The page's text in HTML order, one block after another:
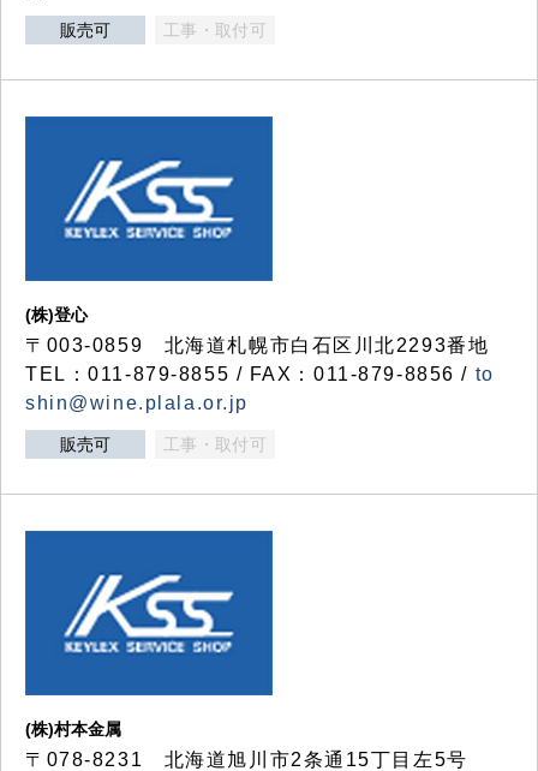
販売可 工事・取付可
(株)登心
〒003-0859 北海道札幌市白石区川北2293番地
TEL：011-879-8855 / FAX：011-879-8856 / to
shin@wine.plala.or.jp
販売可 工事・取付可
(株)村本金属
〒078-8231 北海道旭川市2条通15丁目左5号